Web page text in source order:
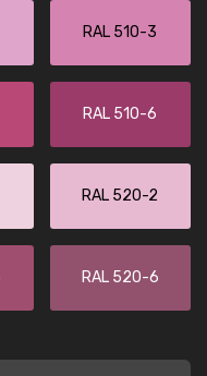
RAL 510-3
RAL 510-6
RAL 520-2
RAL 520-6